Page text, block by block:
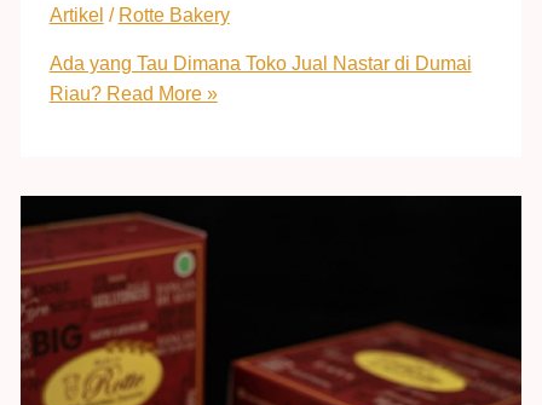
Artikel / Rotte Bakery
Ada yang Tau Dimana Toko Jual Nastar di Dumai
Riau?Read More »